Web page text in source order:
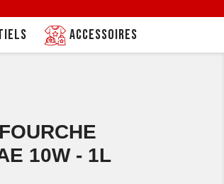
Accessoires
10W - 1L